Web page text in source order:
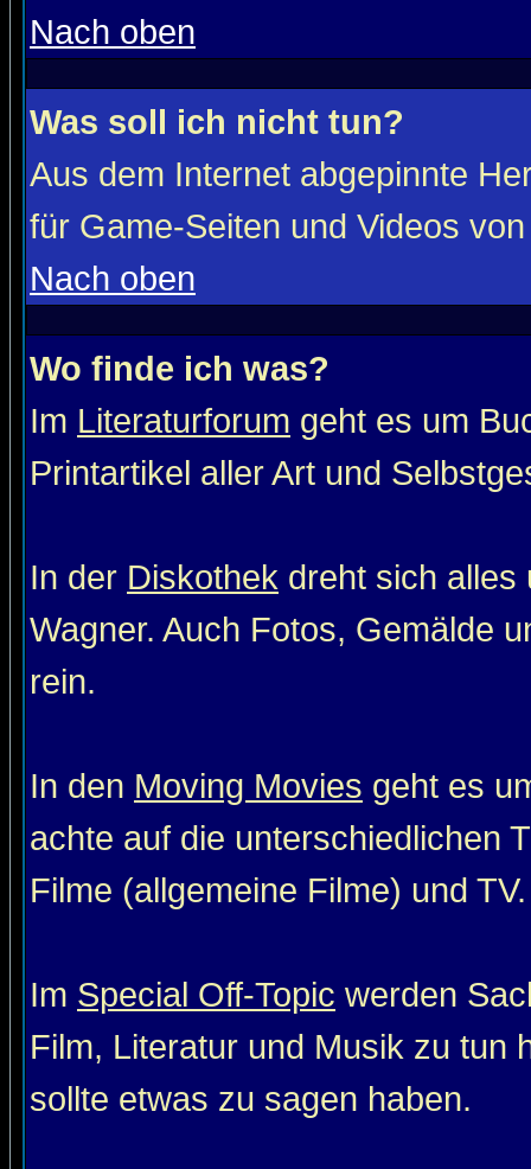
Nach oben
Was soll ich nicht tun?
Aus dem Internet abgepinnte
für Game-Seiten und Videos
Nach oben
Wo finde ich was?
Im Literaturforum geht es um
Printartikel aller Art und
In der Diskothek dreht sich alles
Wagner. Auch Fotos, Gemälde
rein.
In den Moving Movies geht es
achte auf die unterschiedlichen
Filme (allgemeine Filme) und
Im Special Off-Topic werden
Film, Literatur und Musik zu tun
sollte etwas zu sagen haben.